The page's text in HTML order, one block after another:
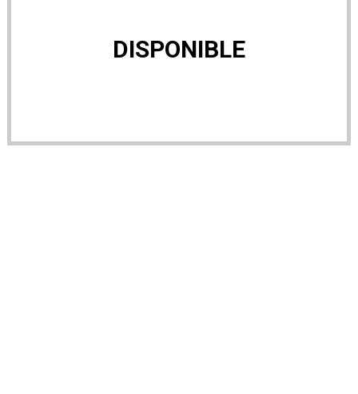
DISPONIBLE